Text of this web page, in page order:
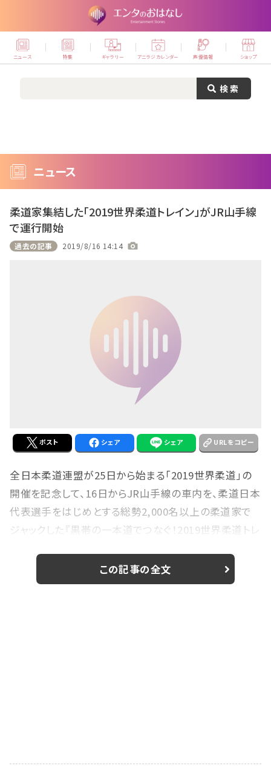
ニュース 特集 ギャラリー アニラジカレンダー 声優情報 ショップ
ニュース
柔道家集結した「2019世界柔道トレイン」がJR山手線
で運行開始
過去の記事 2019/8/16 14:14
ポスト シェア シェア URLをコピー
全日本柔道連盟が25日から始まる「2019世界柔道」の
開催を記念して、16日からJR山手線の車内を、柔道日本
代表選手をはじめとする総勢2,000名以上の柔道家で
ジャックした『黒帯の一本道でつなぐ！2019世界柔道トレ
2019世界柔道トレイン』には、“柔道の父”嘉納治五郎や
阿部兄妹をはじめとする2019世界柔道の柔道日本代表
この記事の全文